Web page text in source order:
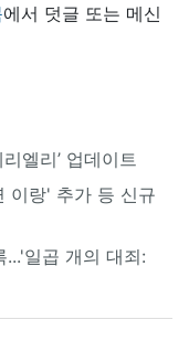
에서 덧글 또는 메신
엘리’ 업데이트
이랑' 추가 등 신규
일곱 개의 대죄: